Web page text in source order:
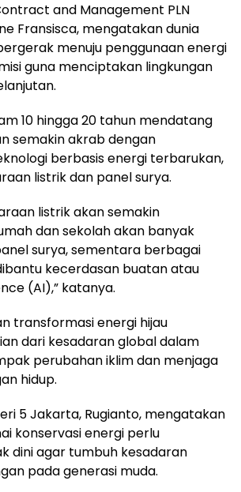
and Management PLN
Fransisca, mengatakan dunia
menuju penggunaan energi
guna menciptakan lingkungan
10 hingga 20 tahun mendatang
semakin akrab dengan
berbasis energi terbarukan,
listrik dan panel surya.
listrik akan semakin
dan sekolah akan banyak
surya, sementara berbagai
kecerdasan buatan atau
(AI),” katanya.
transformasi energi hijau
dari kesadaran global dalam
perubahan iklim dan menjaga
hidup.
5 Jakarta, Rugianto, mengatakan
konservasi energi perlu
dini agar tumbuh kesadaran
pada generasi muda.